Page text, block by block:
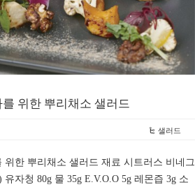
위한 뿌리채소 샐러드
샐러드
위한 뿌리채소 샐러드 재료 시트러스 비네그
유자청 80g 물 35g E.V.O.O 5g 레몬즙 3g 소